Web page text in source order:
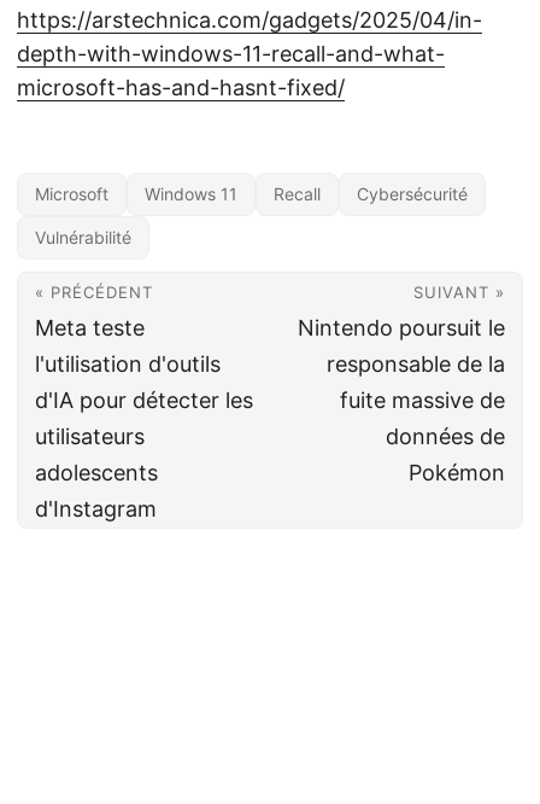
https://arstechnica.com/gadgets/2025/04/in-
depth-with-windows-11-recall-and-what-
microsoft-has-and-hasnt-fixed/
Microsoft Windows 11 Recall Cybersécurité
Vulnérabilité
« PRÉCÉDENT
Meta teste
l'utilisation d'outils
d'IA pour détecter les
utilisateurs
adolescents
d'Instagram
SUIVANT »
Nintendo poursuit le
responsable de la
fuite massive de
données de
Pokémon